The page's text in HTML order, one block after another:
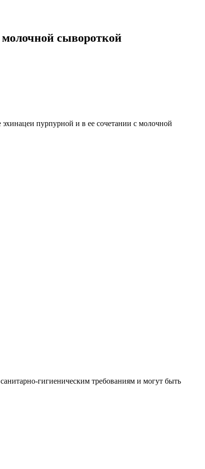
сывороткой
пурпурной и в ее сочетании с молочной
гигиеническим требованиям и могут быть